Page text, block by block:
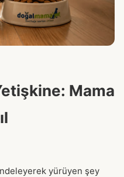
Mama
yürüyen şey